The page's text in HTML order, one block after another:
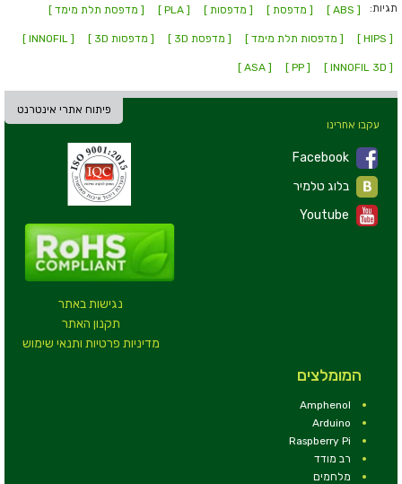
תגיות: [ ABS ] [ מדפסת ] [ מדפסות ] [ PLA ] [ מדפסת תלת מימד ]
[ HIPS ] [ מדפסות תלת מימד ] [ מדפסת 3D ] [ מדפסות 3D ] [ INNOFIL ]
[ INNOFIL 3D ]
[ PP ]
[ ASA ]
פיתוח אתרי אינטרנט
נגישות באתר
תקנון האתר
מדיניות פרטיות ותנאי שימוש
עקבו אחרינו
Facebook
Youtube
המומלצים
Amphenol
Arduino
Raspberry Pi
רב מודד
מלחמים